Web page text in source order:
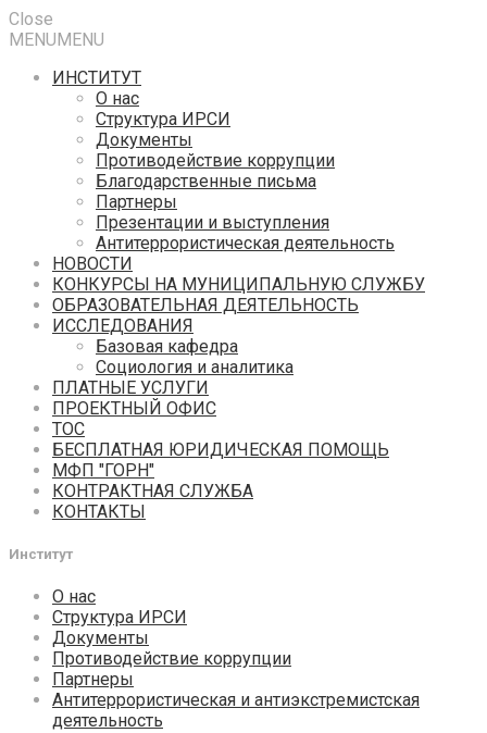
Close
MENUMENU
ИНСТИТУТ
О нас
Структура ИРСИ
Документы
Противодействие коррупции
Благодарственные письма
Партнеры
Презентации и выступления
Антитеррористическая деятельность
НОВОСТИ
КОНКУРСЫ НА МУНИЦИПАЛЬНУЮ СЛУЖБУ
ОБРАЗОВАТЕЛЬНАЯ ДЕЯТЕЛЬНОСТЬ
ИССЛЕДОВАНИЯ
Базовая кафедра
Социология и аналитика
ПЛАТНЫЕ УСЛУГИ
ПРОЕКТНЫЙ ОФИС
ТОС
БЕСПЛАТНАЯ ЮРИДИЧЕСКАЯ ПОМОЩЬ
МФП "ГОРН"
КОНТРАКТНАЯ СЛУЖБА
КОНТАКТЫ
Институт
О нас
Структура ИРСИ
Документы
Противодействие коррупции
Партнеры
Антитеррористическая и антиэкстремистская
деятельность